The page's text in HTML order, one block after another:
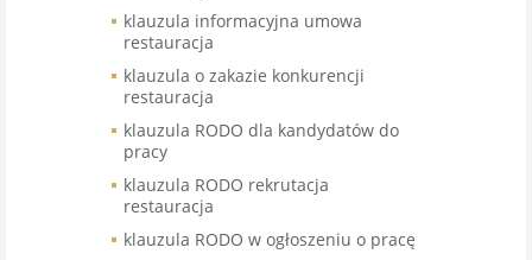
klauzula informacyjna umowa
restauracja
klauzula o zakazie konkurencji
restauracja
klauzula RODO dla kandydatów do
pracy
klauzula RODO rekrutacja
restauracja
klauzula RODO w ogłoszeniu o pracę